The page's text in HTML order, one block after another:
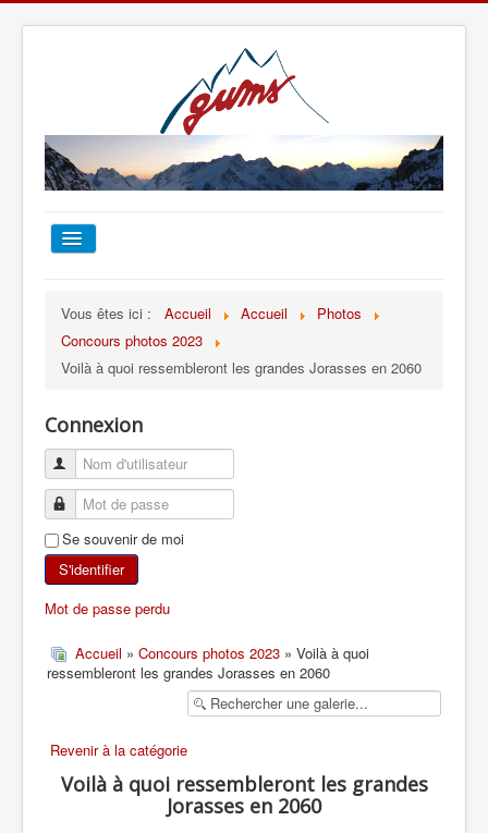
TOUT SUR LE GUMS
ALPINISME
SKI DE RANDONNÉE
RANDONNÉE PÉDESTRE
RANDONNÉE SPORTIVE
Vous êtes ici : Accueil Accueil
Photos
Concours photos 2023
Voilà à quoi ressembleront les grandes Jorasses en 2060
Connexion
Se souvenir de moi
S'identifier
Mot de passe perdu
Accueil » Concours photos 2023 » Voilà à quoi
ressembleront les grandes Jorasses en 2060
Revenir à la catégorie
Voilà à quoi ressembleront les grandes
Jorasses en 2060